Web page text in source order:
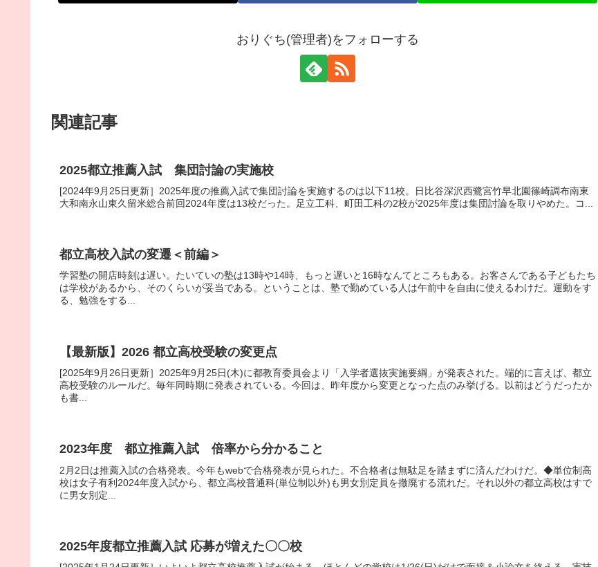
おりぐち(管理者)をフォローする
関連記事
2025都立推薦入試 集団討論の実施校
[2024年9月25日更新］2025年度の推薦入試で集団討論を実施するのは以下11校。日比谷深沢西鷺宮竹早北園篠崎調布南東
大和南永山東久留米総合前回2024年度は13校だった。足立工科、町田工科の2校が2025年度は集団討論を取りやめた。コ...
都立高校入試の変遷＜前編＞
学習塾の開店時刻は遅い。たいていの塾は13時や14時、もっと遅いと16時なんてところもある。お客さんである子どもたち
は学校があるから、そのくらいが妥当である。ということは、塾で勤めている人は午前中を自由に使えるわけだ。運動をす
る、勉強をする...
【最新版】2026 都立高校受験の変更点
[2025年9月26日更新］2025年9月25日(木)に都教育委員会より「入学者選抜実施要綱」が発表された。端的に言えば、都立
高校受験のルールだ。毎年同時期に発表されている。今回は、昨年度から変更となった点のみ挙げる。以前はどうだったか
も書...
2023年度 都立推薦入試 倍率から分かること
2月2日は推薦入試の合格発表。今年もwebで合格発表が見られた。不合格者は無駄足を踏まずに済んだわけだ。◆単位制高
校は女子有利2024年度入試から、都立高校普通科(単位制以外)も男女別定員を撤廃する流れだ。それ以外の都立高校はすで
に男女別定...
2025年度都立推薦入試 応募が増えた〇〇校